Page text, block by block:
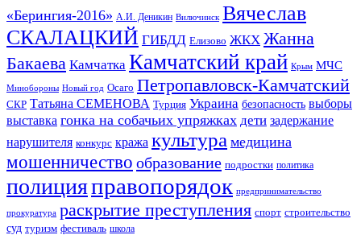
«Берингия-2016» А.И. Деникин Вилючинск Вячеслав
СКАЛАЦКИЙ ГИБДД Елизово ЖКХ Жанна
Бакаева Камчатка Камчатский край Крым МЧС
Минобороны Новый год Осаго Петропавловск-Камчатский
СКР Татьяна СЕМЕНОВА Турция Украина безопасность выборы
выставка гонка на собачьих упряжках дети задержание
нарушителя конкурс кража культура медицина
мошенничество образование подростки политика
полицияправопорядок предпринимательство
прокуратура раскрытие преступления спорт строительство
суд туризм фестиваль школа